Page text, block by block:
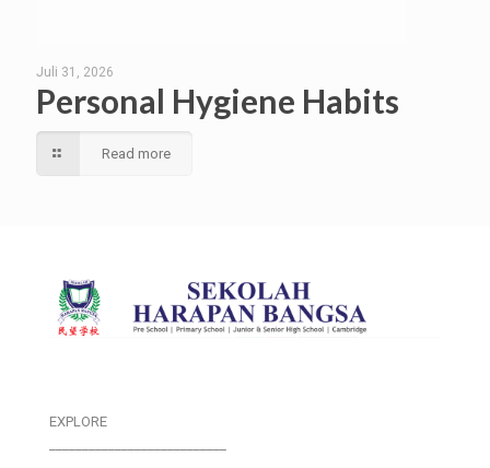
Juli 31, 2026
Personal Hygiene Habits
Read more
EXPLORE